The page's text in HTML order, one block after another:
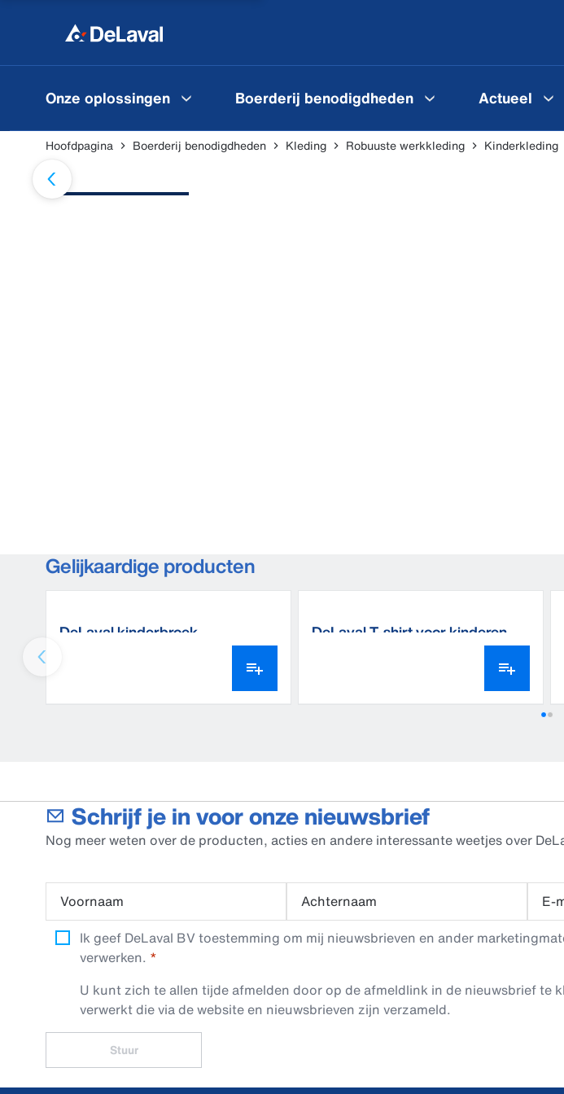
Onze oplossingen Boerderij benodigdheden Actueel
Hoofdpagina Boerderij benodigdheden Kleding Robuuste werkkleding Kinderkleding
Gelijkaardige producten
DeLaval kinderbroek DeLaval T-shirt voor kinderen
Schrijf je in voor onze nieuwsbrief
Nog meer weten over de producten, acties en andere interessante weetjes over
Voornaam Achternaam E-
Ik geef DeLaval BV toestemming om mij nieuwsbrieven en ander
verwerken.
U kunt zich te allen tijde afmelden door op de afmeldlink in de nieuwsbrief te
verwerkt die via de website en nieuwsbrieven zijn verzameld.
Stuur